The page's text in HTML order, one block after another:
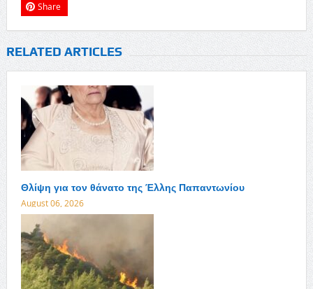
Share
RELATED ARTICLES
Θλίψη για τον θάνατο της Έλλης Παπαντωνίου
August 06, 2026